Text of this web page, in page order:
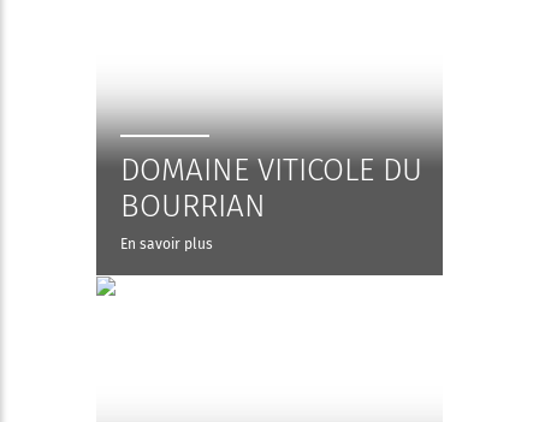
DOMAINE VITICOLE DU
BOURRIAN
En savoir plus